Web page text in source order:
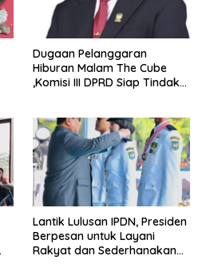
Dugaan Pelanggaran
Hiburan Malam The Cube
,Komisi III DPRD Siap Tindak
Lantik Lulusan IPDN, Presiden
Berpesan untuk Layani
Rakyat dan Sederhanakan